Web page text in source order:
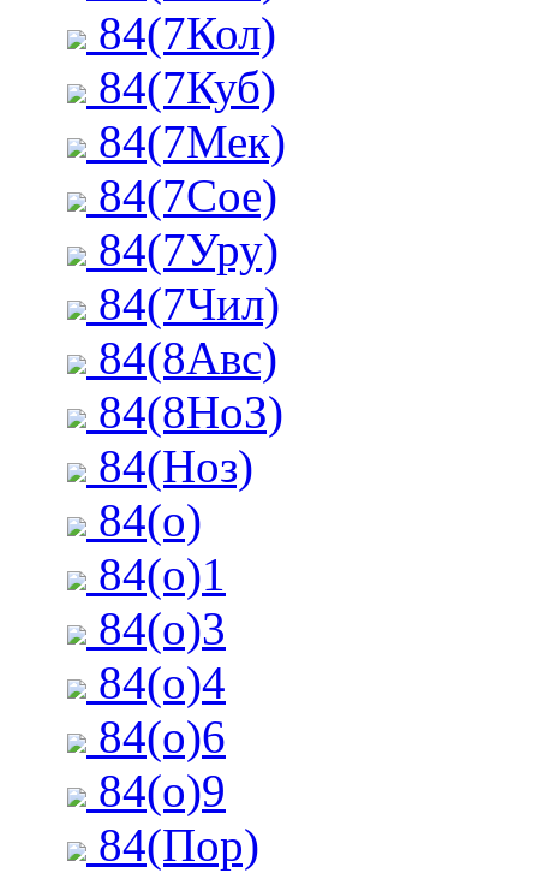
84(7Кол)
84(7Куб)
84(7Мек)
84(7Сое)
84(7Уру)
84(7Чил)
84(8Авс)
84(8НоЗ)
84(Ноз)
84(о)
84(о)1
84(о)3
84(о)4
84(о)6
84(о)9
84(Пор)